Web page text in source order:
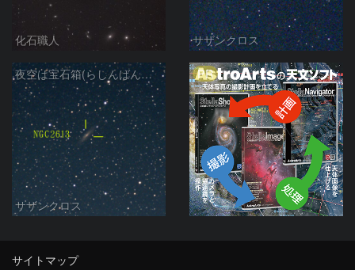
化石職人 サザンクロス
夜空は宝石箱(らしんばん座 NGC2613) Seestar50
サザンクロス
PR
サイトマップ